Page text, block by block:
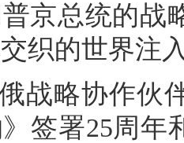
京总统的战
织的世界注
战略协作伙
签署25周年